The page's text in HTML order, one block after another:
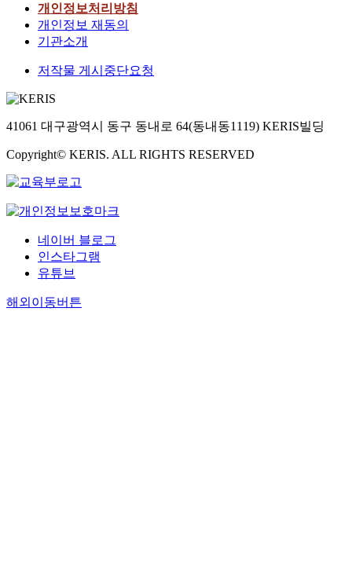
개인정보처리방침
개인정보 재동의
기관소개
저작물 게시중단요청
41061 대구광역시 동구 동내로 64(동내동1119) KERIS빌딩
Copyright© KERIS. ALL RIGHTS RESERVED
네이버 블로그
인스타그램
유튜브
해외이동버튼